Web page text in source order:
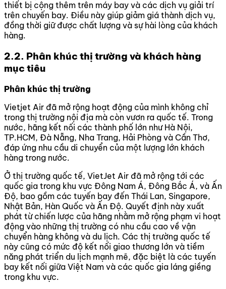
thiết bị cộng thêm trên máy bay và các dịch vụ giải trí
trên chuyến bay. Điều này giúp giảm giá thành dịch vụ,
đồng thời giữ được chất lượng và sự hài lòng của khách
hàng.
2.2. Phân khúc thị trường và khách hàng
mục tiêu
Phân khúc thị trường
Vietjet Air đã mở rộng hoạt động của mình không chỉ
trong thị trường nội địa mà còn vươn ra quốc tế. Trong
nước, hãng kết nối các thành phố lớn như Hà Nội,
TP.HCM, Đà Nẵng, Nha Trang, Hải Phòng và Cần Thơ,
đáp ứng nhu cầu di chuyển của một lượng lớn khách
hàng trong nước.
Ở thị trường quốc tế, VietJet Air đã mở rộng tới các
quốc gia trong khu vực Đông Nam Á, Đông Bắc Á, và Ấn
Độ, bao gồm các tuyến bay đến Thái Lan, Singapore,
Nhật Bản, Hàn Quốc và Ấn Độ. Quyết định này xuất
phát từ chiến lược của hãng nhằm mở rộng phạm vi hoạt
động vào những thị trường có nhu cầu cao về vận
chuyển hàng không và du lịch. Các thị trường quốc tế
này cũng có mức độ kết nối giao thương lớn và tiềm
năng phát triển du lịch mạnh mẽ, đặc biệt là các tuyến
bay kết nối giữa Việt Nam và các quốc gia láng giềng
trong khu vực.